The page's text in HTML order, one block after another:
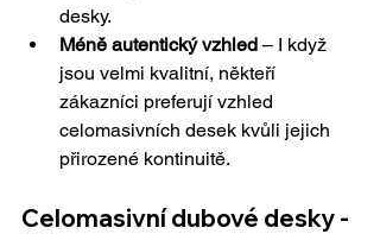
desky.
Méně autentický vzhled – I když
jsou velmi kvalitní, někteří
zákazníci preferují vzhled
celomasivních desek kvůli jejich
přirozené kontinuitě.
Celomasivní dubové desky -